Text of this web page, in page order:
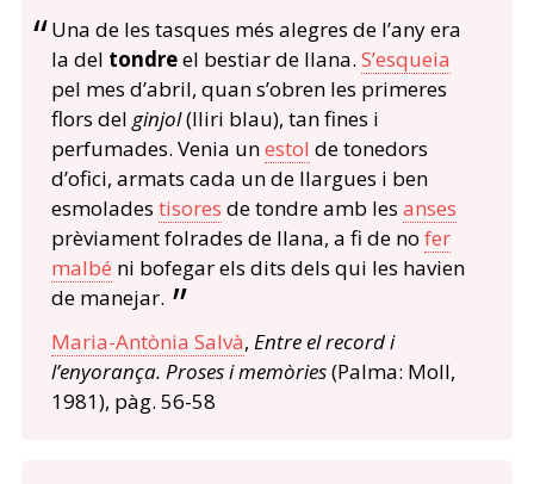
Una de les tasques més alegres de l’any era
la del tondreel bestiar de llana. S’esqueia
pel mes d’abril, quan s’obren les primeres
flors del ginjol(lliri blau), tan fines i
perfumades. Venia unestol de tonedors
d’ofici, armats cada un de llargues i ben
esmolades tisores de tondre amb les anses
prèviament folrades de llana, a fi de no fer
malbé ni bofegar els dits dels qui les havien
de manejar.
Maria-Antònia Salvà, Entre el record i
l’enyorança. Proses i memòries(Palma: Moll,
1981), pàg. 56-58